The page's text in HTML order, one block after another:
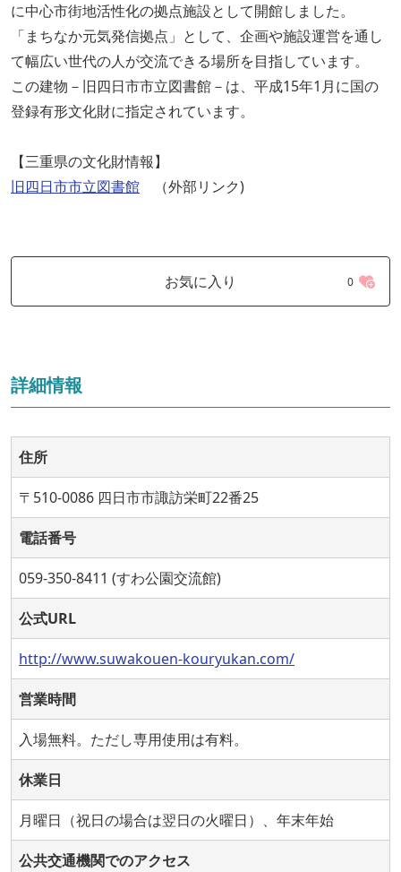
に中心市街地活性化の拠点施設として開館しました。
「まちなか元気発信拠点」として、企画や施設運営を通し
て幅広い世代の人が交流できる場所を目指しています。
この建物－旧四日市市立図書館－は、平成15年1月に国の
登録有形文化財に指定されています。
【三重県の文化財情報】
旧四日市市立図書館 （外部リンク)
お気に入り 0
詳細情報
住所
〒510-0086 四日市市諏訪栄町22番25
電話番号
059-350-8411 (すわ公園交流館)
公式URL
http://www.suwakouen-kouryukan.com/
営業時間
入場無料。ただし専用使用は有料。
休業日
月曜日（祝日の場合は翌日の火曜日）、年末年始
公共交通機関でのアクセス